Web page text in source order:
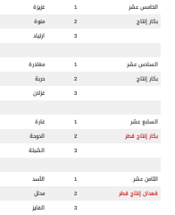
الخامس عشر 1 غزيزة
بكارإنتاج 2 منوة
3
ارتياد
السادس عشر 1 مغادرة
بكارإنتاج 2 حربة
3
غزلان
السابع عشر 1 غارة
بكار إنتاج قطر
2 الدوحة
3
الشبلة
الثامن عشر 1 الأسد
قعدان إنتاج قطر
2 مدلل
3
الفايز